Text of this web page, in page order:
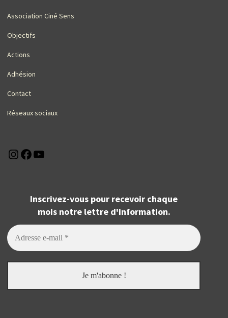
Association Ciné Sens
Objectifs
Actions
Adhésion
Contact
Réseaux sociaux
Instagram
Facebook
Inscrivez-vous pour recevoir chaque
mois notre lettre d'information.